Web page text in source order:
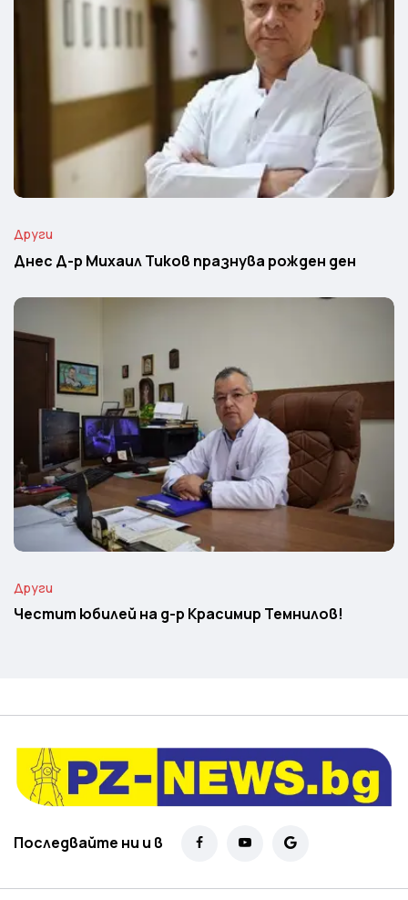
Други
Днес Д-р Михаил Тиков празнува рожден ден
Други
Честит юбилей на д-р Красимир Темнилов!
Последвайте ни и в